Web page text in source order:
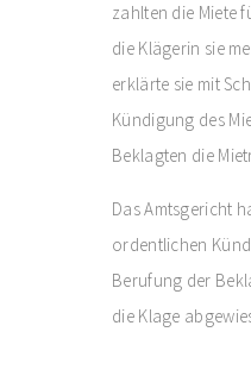
zahlten die Miete
die Klägerin sie
erklärte sie mit
Kündigung des
Beklagten die
Das Amtsgericht
ordentlichen
Berufung der
die Klage